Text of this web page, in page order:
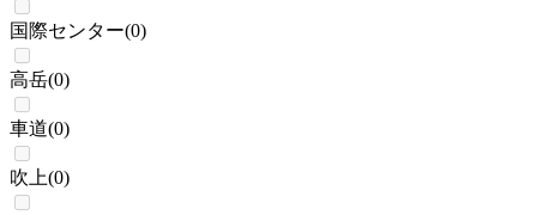
国際センター(0)
高岳(0)
車道(0)
吹上(0)